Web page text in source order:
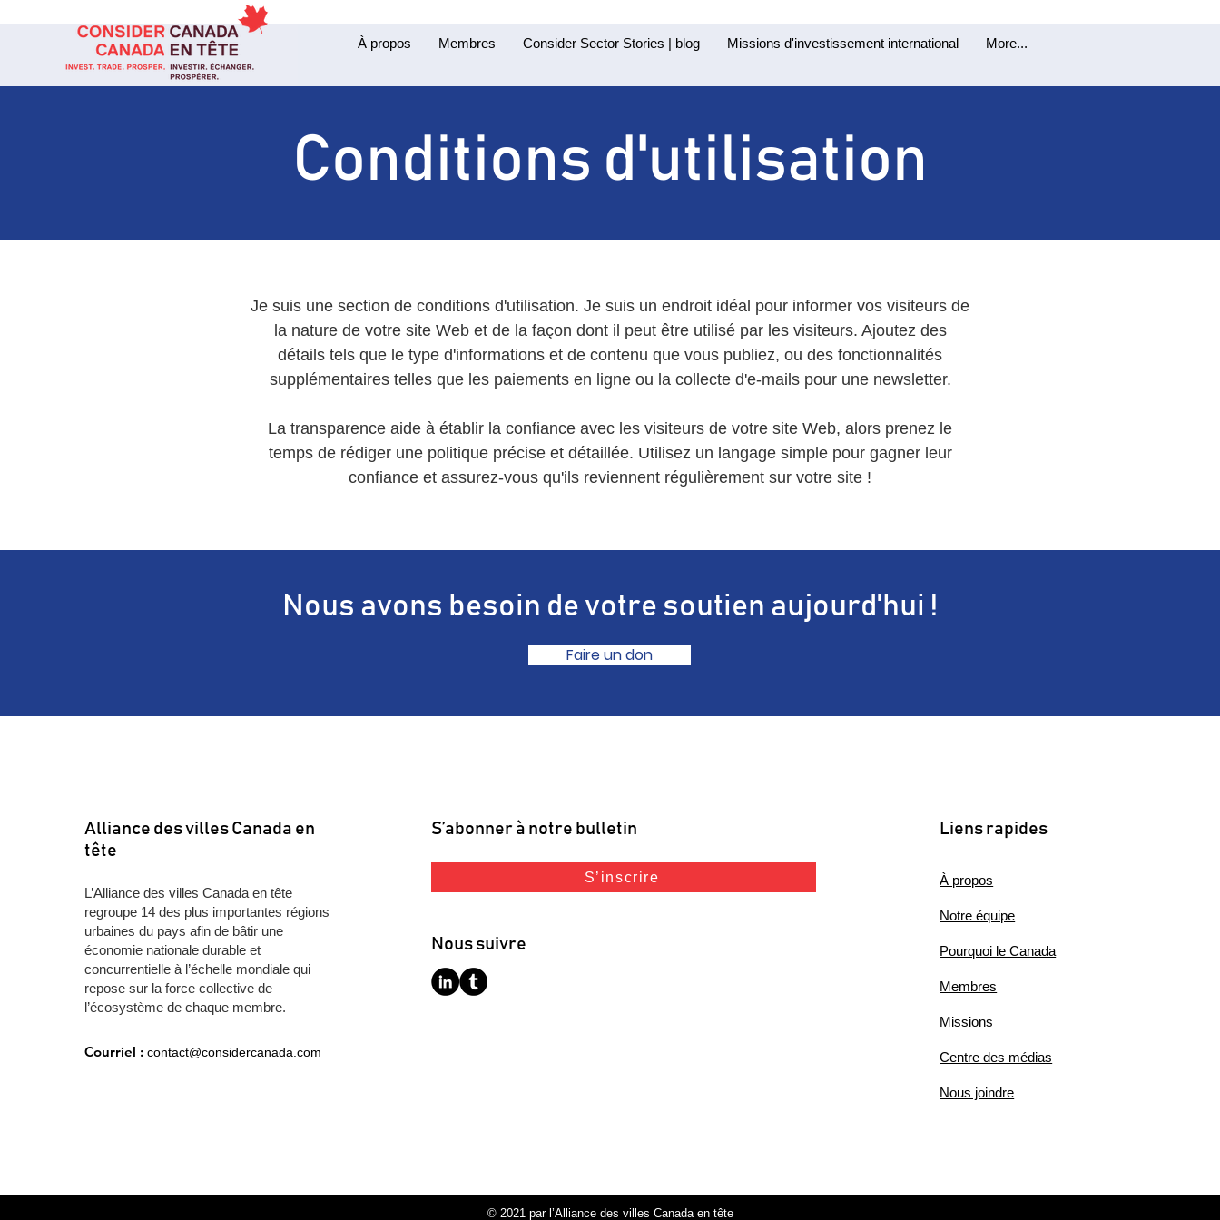
À propos Membres Consider Sector Stories | blog Missions d'investissement international More...
Conditions d'utilisation
Je suis une section de conditions d'utilisation. Je suis un endroit idéal pour informer vos visiteurs de
la nature de votre site Web et de la façon dont il peut être utilisé par les visiteurs. Ajoutez des
détails tels que le type d'informations et de contenu que vous publiez, ou des fonctionnalités
supplémentaires telles que les paiements en ligne ou la collecte d'e-mails pour une newsletter.
La transparence aide à établir la confiance avec les visiteurs de votre site Web, alors prenez le
temps de rédiger une politique précise et détaillée. Utilisez un langage simple pour gagner leur
confiance et assurez-vous qu'ils reviennent régulièrement sur votre site !
Nous avons besoin de votre soutien aujourd'hui !
Faire un don
Alliance des villes Canada en
tête
L’Alliance des villes Canada en tête
regroupe 14 des plus importantes régions
urbaines du pays afin de bâtir une
économie nationale durable et
concurrentielle à l’échelle mondiale qui
repose sur la force collective de
l’écosystème de chaque membre.
Courriel : contact@considercanada.com
S’abonner à notre bulletin
S’inscrire
Nous suivre
Liens rapides
À propos
Notre équipe
Pourquoi le Canada
Membres
Missions
Centre des médias
Nous joindre
© 2021 par l’Alliance des villes Canada en tête